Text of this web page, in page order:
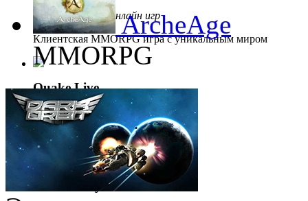
ТОП 5Рейтинг онлайн игр
Клиентская MMORPG игра с уникальным миром
Quake Live
ТОП 6Рейтинг онлайн игр
Браузерный экшен.
Demon Slayer
ArcheAge
MMORPG